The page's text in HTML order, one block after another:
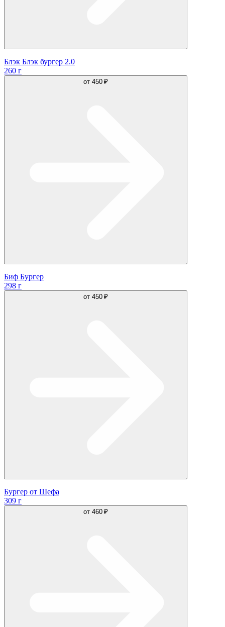
Блэк Блэк бургер 2.0
260 г
от 450 ₽
Биф Бургер
298 г
от 450 ₽
Бургер от Шефа
309 г
от 460 ₽